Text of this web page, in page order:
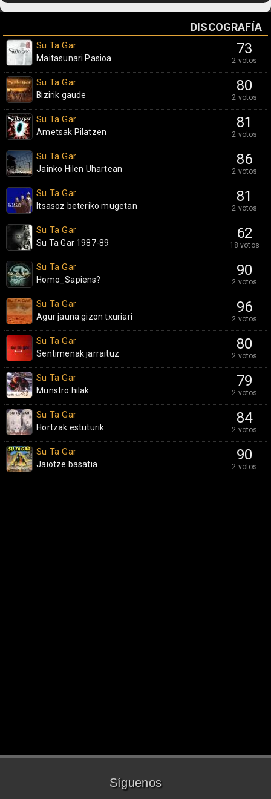
DISCOGRAFÍA
73
2 votos
Su Ta Gar
Maitasunari Pasioa
80
2 votos
Su Ta Gar
Bizirik gaude
81
2 votos
Su Ta Gar
Ametsak Pilatzen
86
2 votos
Su Ta Gar
Jainko Hilen Uhartean
81
2 votos
Su Ta Gar
Itsasoz beteriko mugetan
62
18 votos
Su Ta Gar
Su Ta Gar 1987-89
90
2 votos
Su Ta Gar
Homo_Sapiens?
96
2 votos
Su Ta Gar
Agur jauna gizon txuriari
80
2 votos
Su Ta Gar
Sentimenak jarraituz
79
2 votos
Su Ta Gar
Munstro hilak
84
2 votos
Su Ta Gar
Hortzak estuturik
90
2 votos
Su Ta Gar
Jaiotze basatia
Síguenos